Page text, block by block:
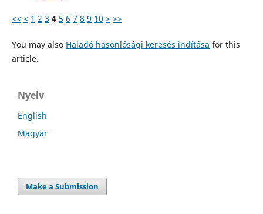
<< < 1 2 3 4 5 6 7 8 9 10 > >>
You may also Haladó hasonlósági keresés indítása for this
article.
Nyelv
English
Magyar
Make a Submission